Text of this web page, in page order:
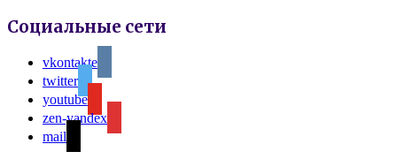
Социальные сети
vkontakte
twitter
youtube
zen-yandex
mail